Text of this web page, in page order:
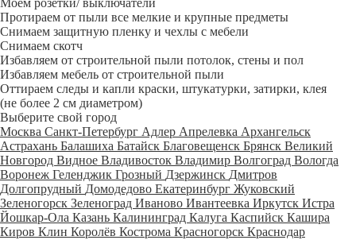
Моем розетки/ выключатели
Протираем от пыли все мелкие и крупные предметы
Снимаем защитную пленку и чехлы с мебели
Снимаем скотч
Избавляем от строительной пыли потолок, стены и пол
Избавляем мебель от строительной пыли
Оттираем следы и капли краски, штукатурки, затирки, клея
(не более 2 см диаметром)
Выберите свой город
Москва Санкт-Петербург Адлер Апрелевка Архангельск
Астрахань Балашиха Батайск Благовещенск Брянск Великий
Новгород Видное Владивосток Владимир Волгоград Вологда
Воронеж Геленджик Грозный Дзержинск Дмитров
Долгопрудный Домодедово Екатеринбург Жуковский
Зеленогорск Зеленоград Иваново Ивантеевка Иркутск Истра
Йошкар-Ола Казань Калининград Калуга Каспийск Кашира
Киров Клин Королёв Кострома Красногорск Краснодар